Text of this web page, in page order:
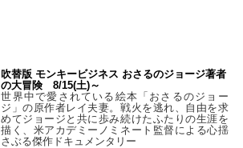
吹替版 モンキービジネス おさるのジョージ著者
の大冒険 8/15(土)～
世界中で愛されている絵本「おさるのジョー
ジ」の原作者レイ夫妻。戦火を逃れ、自由を求
めてジョージと共に歩み続けたふたりの生涯を
描く、米アカデミーノミネート監督による心揺
さぶる傑作ドキュメンタリー